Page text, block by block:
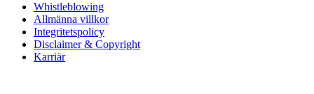
Whistleblowing
Allmänna villkor
Integritetspolicy
Disclaimer & Copyright
Karriär